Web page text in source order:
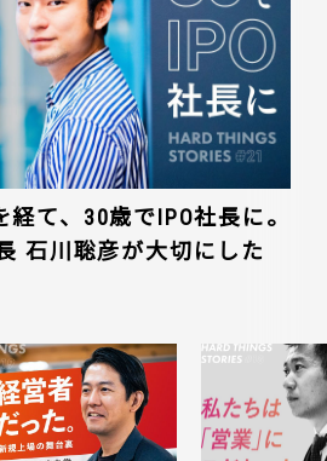
て、30歳でIPO社長に。
石川聡彦が大切にした